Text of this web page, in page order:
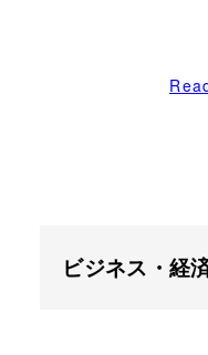
ビジネス・経